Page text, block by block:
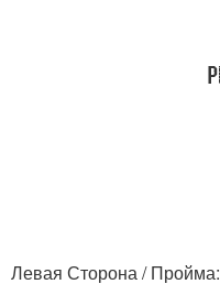
Левая Сторона / Пройма: